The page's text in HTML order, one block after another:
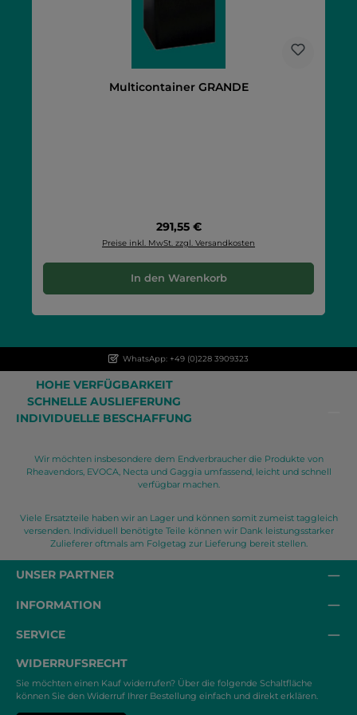
Multicontainer GRANDE
Regulärer Preis:
291,55 €
Preise inkl. MwSt. zzgl. Versandkosten
In den Warenkorb
WhatsApp: +49 (0)228 3909323
HOHE VERFÜGBARKEIT
SCHNELLE AUSLIEFERUNG
INDIVIDUELLE BESCHAFFUNG
Wir möchten insbesondere dem Endverbraucher die Produkte von
Rheavendors, EVOCA, Necta und Gaggia umfassend, leicht und schnell
verfügbar machen.
Viele Ersatzteile haben wir an Lager und können somit zumeist taggleich
versenden. Individuell benötigte Teile können wir Dank leistungsstarker
Zulieferer oftmals am Folgetag zur Lieferung bereit stellen.
UNSER PARTNER
INFORMATION
SERVICE
WIDERRUFSRECHT
Sie möchten einen Kauf widerrufen? Über die folgende Schaltfläche
können Sie den Widerruf Ihrer Bestellung einfach und direkt erklären.